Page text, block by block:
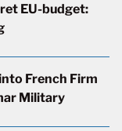
EU-budget:
French Firm
Military